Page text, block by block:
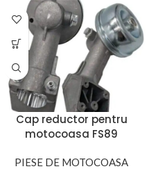
Cap reductor pentru
motocoasa FS89
PIESE DE MOTOCOASA